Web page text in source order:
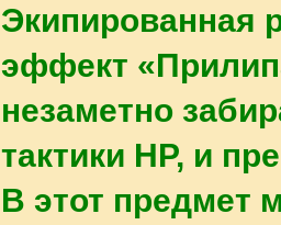
Экипированная
эффект
незаметно
тактики HP, и
В этот предмет